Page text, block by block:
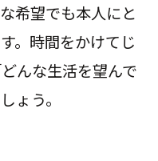
希望でも本人にと
。時間をかけてじ
んな生活を望んで
ょう。